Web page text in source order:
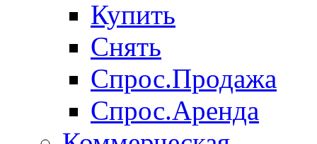
Купить
Снять
Спрос.Продажа
Спрос.Аренда